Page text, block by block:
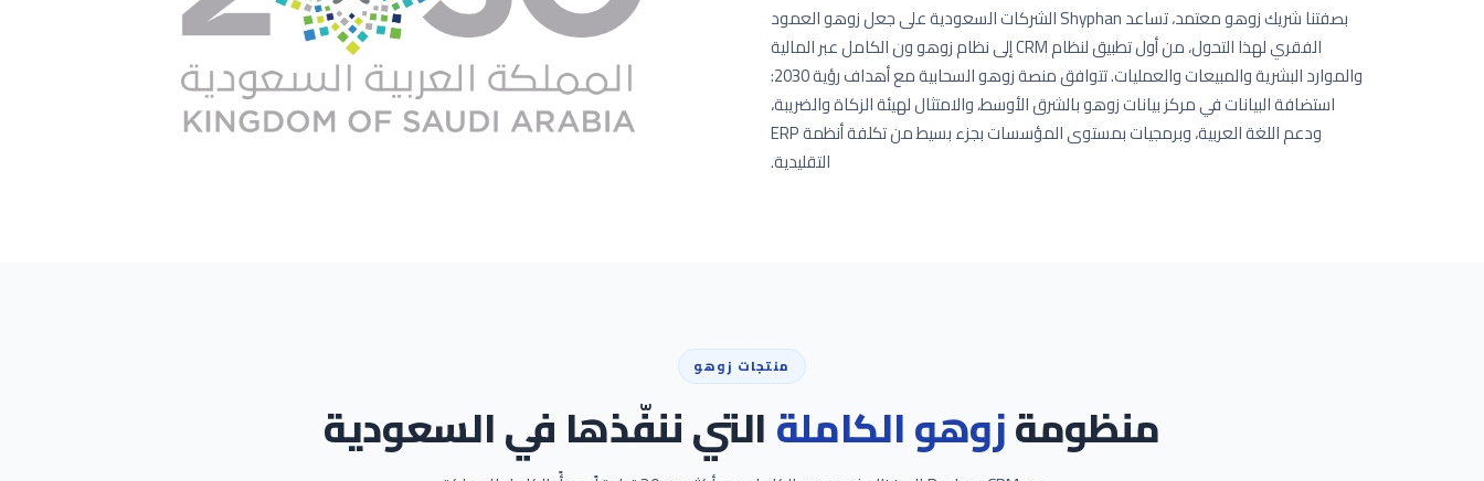
بصفتنا شريك زوهو معتمد، تساعد Shyphan الشركات السعودية على جعل زوهو العمود
الفقري لهذا التحول، من أول تطبيق لنظام CRM إلى نظام زوهو ون الكامل عبر المالية
والموارد البشرية والمبيعات والعمليات. تتوافق منصة زوهو السحابية مع أهداف رؤية 2030:
استضافة البيانات في مركز بيانات زوهو بالشرق الأوسط، والامتثال لهيئة الزكاة والضريبة،
ودعم اللغة العربية، وبرمجيات بمستوى المؤسسات بجزء بسيط من تكلفة أنظمة ERP
التقليدية.
منتجات زوهو
منظومةزوهو الكاملةالتي ننفّذها في السعودية